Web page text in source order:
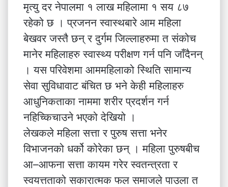
मृत्यु दर नेपालमा १ लाख महिलामा १ सय ८७
रहेको छ । प्रजनन स्वास्थबारे आम महिला
बेखवर जस्तै छन् र दुर्गम जिल्लाहरुमा त संकोच
मानेर महिलाहरु स्वास्थ्य परीक्षण गर्न पनि जाँदैनन्
। यस परिवेशमा आममहिलाको स्थिति सामान्य
सेवा सुविधावाट बंचित छ भने केही महिलाहरु
आधुनिकताका नाममा शरीर प्रदर्शन गर्न
नहिच्किचाउने भएको देखियो ।
लेखकले महिला सत्ता र पुरुष सत्ता भनेर
विभाजनको धर्को कोरेका छन् । महिला पुरुषबीच
आ–आफना सत्ता कायम गरेर स्वतन्त्रता र
स्वयत्तताको सकारात्मक फल समाजले पाउला त